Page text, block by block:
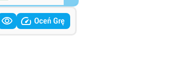
  Oceń Grę